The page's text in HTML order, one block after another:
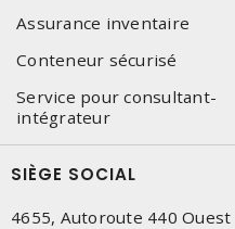
Assurance inventaire
Conteneur sécurisé
Service pour consultant-
intégrateur
SIÈGE SOCIAL
4655, Autoroute 440 Ouest